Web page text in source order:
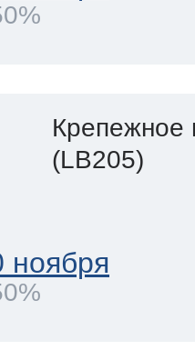
Крепежное
(LB205)
ноября